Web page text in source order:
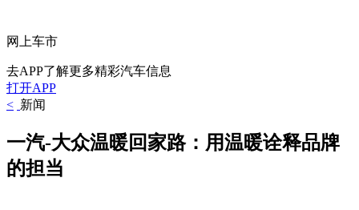
网上车市
去APP了解更多精彩汽车信息
打开APP
< 新闻
一汽-大众温暖回家路：用温暖诠释品牌
的担当